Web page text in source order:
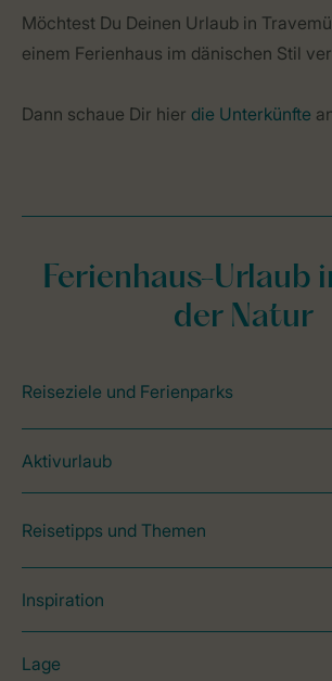
Möchtest Du Deinen Urlaub in
einem Ferienhaus im dänischen Stil
Dann schaue Dir hier die Unterkünfte
Ferienhaus-Urlaub
der Natur
Reiseziele und Ferienparks
Aktivurlaub
Reisetipps und Themen
Inspiration
Lage